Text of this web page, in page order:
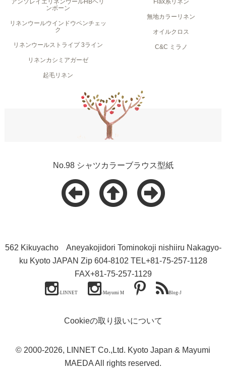
アンソレイエリネンウールHBヘリ
ンボーン
リネンウールウインドウペンチェッ
ク
リネンウールストライプ 3ライン
リネンカシミアガーゼ
起毛リネン
Flax系リネン
無地カラーリネン
オイルクロス
C&C ミラノ
No.98 シャツカラーブラウス型紙
562 Kikuyacho Aneyakojidori Tominokoji nishiiru Nakagyo-
ku Kyoto JAPAN Zip 604-8102 TEL+81-75-257-1128
FAX+81-75-257-1129
-LINNET -Mayumi M Blog-J
Cookieの取り扱いについて
© 2000-2026, LINNET Co.,Ltd. Kyoto Japan & Mayumi
MAEDA All rights reserved.